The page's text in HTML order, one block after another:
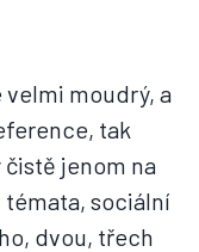
velmi moudrý, a
tak
jenom na
sociální
dvou, třech